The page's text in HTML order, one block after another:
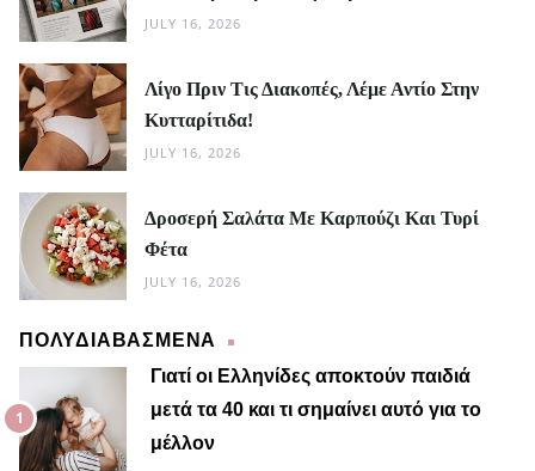
JULY 16, 2026
Λίγο Πριν Τις Διακοπές, Λέμε Αντίο Στην
Κυτταρίτιδα!
JULY 16, 2026
Δροσερή Σαλάτα Με Καρπούζι Και Τυρί
Φέτα
JULY 16, 2026
ΠΟΛΥΔΙΑΒΑΣΜΕΝΑ
Γιατί οι Ελληνίδες αποκτούν παιδιά
μετά τα 40 και τι σημαίνει αυτό για το
μέλλον